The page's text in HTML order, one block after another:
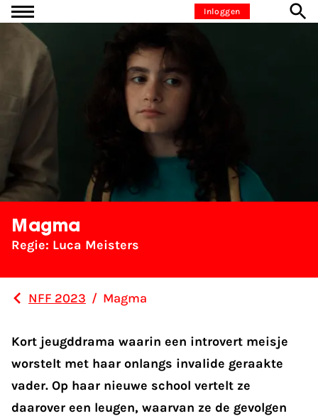
Ga naar inhoudInloggen
Magma
Regie: Luca Meisters
NFF 2023 / Magma
Kort jeugddrama waarin een introvert meisje
worstelt met haar onlangs invalide geraakte
vader. Op haar nieuwe school vertelt ze
daarover een leugen, waarvan ze de gevolgen